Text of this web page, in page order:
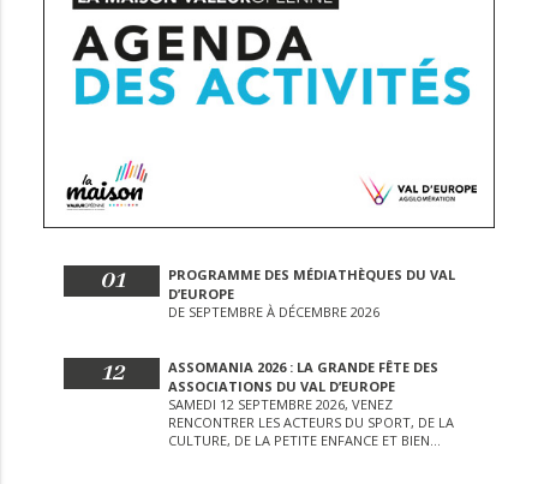
01
PROGRAMME DES MÉDIATHÈQUES DU VAL
D’EUROPE
DE SEPTEMBRE À DÉCEMBRE 2026
12
ASSOMANIA 2026 : LA GRANDE FÊTE DES
ASSOCIATIONS DU VAL D’EUROPE
SAMEDI 12 SEPTEMBRE 2026, VENEZ
RENCONTRER LES ACTEURS DU SPORT, DE LA
CULTURE, DE LA PETITE ENFANCE ET BIEN